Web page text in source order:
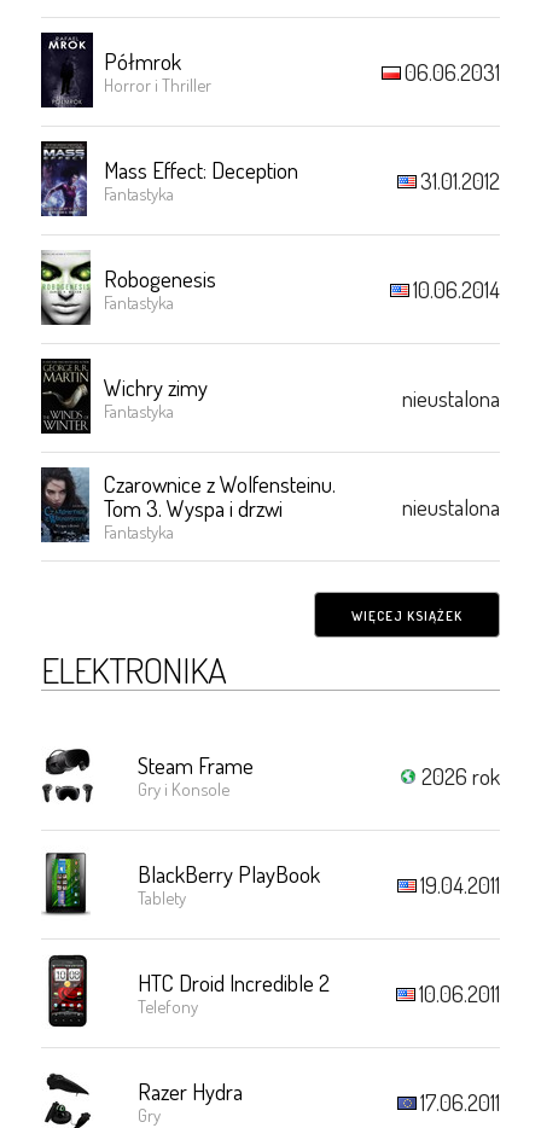
Półmrok
Horror i Thriller 06.06.2031
Mass Effect: Deception
Fantastyka 31.01.2012
Robogenesis
Fantastyka 10.06.2014
Wichry zimy
Fantastyka nieustalona
Czarownice z Wolfensteinu.
Tom 3. Wyspa i drzwi
Fantastyka
nieustalona
WIĘCEJ KSIĄŻEK
ELEKTRONIKA
Steam Frame
Gry i Konsole 2026 rok
BlackBerry PlayBook
Tablety 19.04.2011
HTC Droid Incredible 2
Telefony 10.06.2011
Razer Hydra
Gry 17.06.2011